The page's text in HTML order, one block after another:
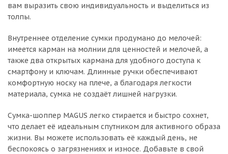
вам выразить свою индивидуальность и выделиться из
толпы.
Внутреннее отделение сумки продумано до мелочей:
имеется карман на молнии для ценностей и мелочей, а
также два открытых кармана для удобного доступа к
смартфону и ключам. Длинные ручки обеспечивают
комфортную носку на плече, а благодаря легкости
материала, сумка не создаёт лишней нагрузки.
Сумка-шоппер MAGUS легко стирается и быстро сохнет,
что делает её идеальным спутником для активного образа
жизни. Вы можете использовать её каждый день, не
беспокоясь о загрязнениях и износе. Добавьте в свой